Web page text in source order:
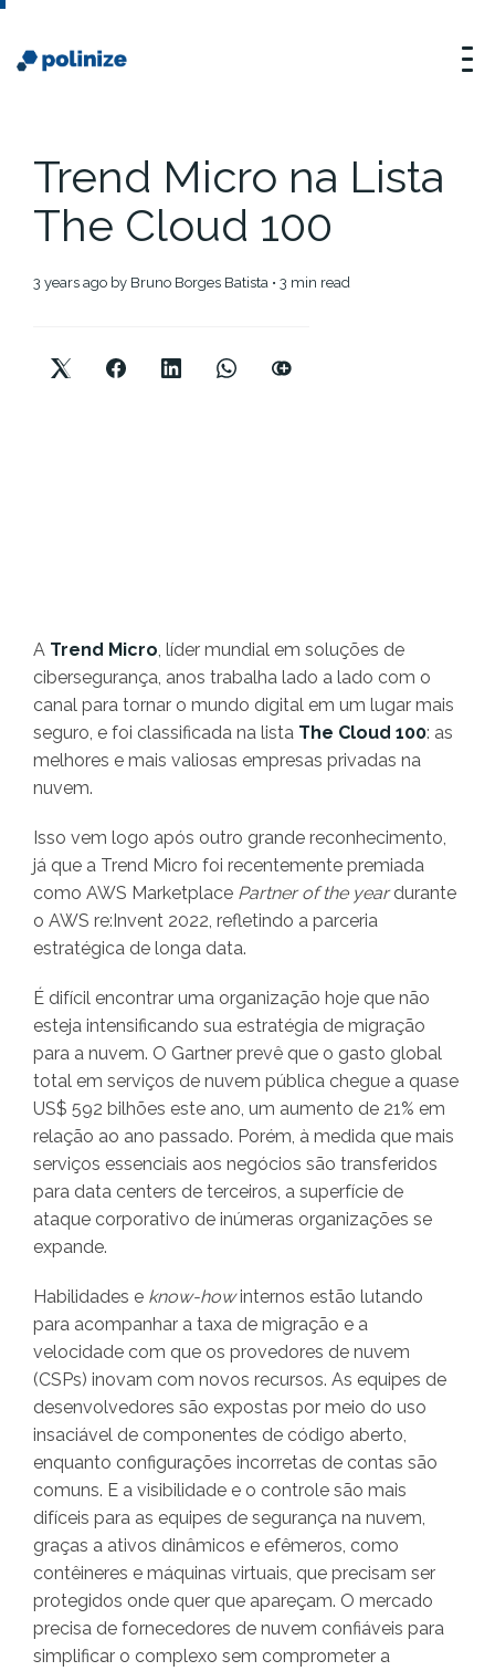
Trend Micro na Lista
The Cloud 100
3 years ago by Bruno Borges Batista • 3 min read
A Trend Micro , líder mundial em soluções de
cibersegurança, anos trabalha lado a lado com o
canal para tornar o mundo digital em um lugar mais
seguro, e foi classificada na lista The Cloud 100: as
melhores e mais valiosas empresas privadas na
nuvem.
Isso vem logo após outro grande reconhecimento,
já que a Trend Micro foi recentemente premiada
como AWS Marketplace Partner of the yeardurante
o AWS re:Invent 2022, refletindo a parceria
estratégica de longa data.
É difícil encontrar uma organização hoje que não
esteja intensificando sua estratégia de migração
para a nuvem. O Gartner prevê que o gasto global
total em serviços de nuvem pública chegue a quase
US$ 592 bilhões este ano, um aumento de 21% em
relação ao ano passado. Porém, à medida que mais
serviços essenciais aos negócios são transferidos
para data centers de terceiros, a superfície de
ataque corporativo de inúmeras organizações se
expande.
Habilidades e know-howinternos estão lutando
para acompanhar a taxa de migração e a
velocidade com que os provedores de nuvem
(CSPs) inovam com novos recursos. As equipes de
desenvolvedores são expostas por meio do uso
insaciável de componentes de código aberto,
enquanto configurações incorretas de contas são
comuns. E a visibilidade e o controle são mais
difíceis para as equipes de segurança na nuvem,
graças a ativos dinâmicos e efêmeros, como
contêineres e máquinas virtuais, que precisam ser
protegidos onde quer que apareçam. O mercado
precisa de fornecedores de nuvem confiáveis ​​para
simplificar o complexo sem comprometer a